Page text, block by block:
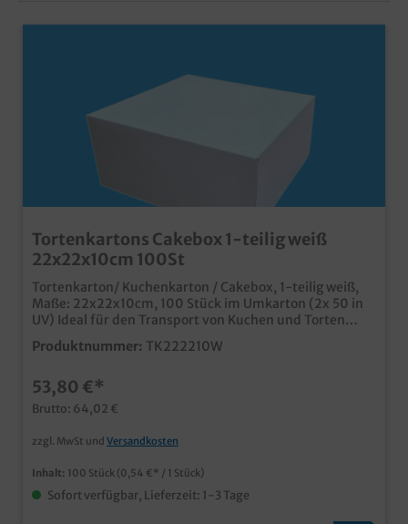
Tortenkartons Cakebox 1-teilig weiß
22x22x10cm 100St
Tortenkarton/ Kuchenkarton / Cakebox, 1-teilig weiß,
Maße: 22x22x10cm, 100 Stück im Umkarton (2x 50 in
UV) Ideal für den Transport von Kuchen und Torten
typisches Standardmaß in neutralem weiß einteilige
Variante mit anhängendem Deckel stabil und
Produktnummer: TK222210W
53,80 €*
Brutto: 64,02 €
zzgl. MwSt und Versandkosten
Inhalt: 100 Stück (0,54 €* / 1 Stück)
Sofort verfügbar, Lieferzeit: 1-3 Tage